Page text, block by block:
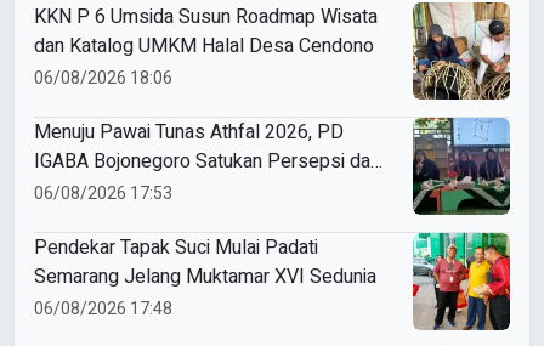
KKN P 6 Umsida Susun Roadmap Wisata
dan Katalog UMKM Halal Desa Cendono
06/08/2026 18:06
Menuju Pawai Tunas Athfal 2026, PD
IGABA Bojonegoro Satukan Persepsi dan
Utamakan Keselamatan Anak
06/08/2026 17:53
Pendekar Tapak Suci Mulai Padati
Semarang Jelang Muktamar XVI Sedunia
06/08/2026 17:48